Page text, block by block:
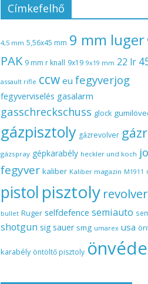
Címkefelhő
4,5 mm 5,56x45 mm 9 mm luger
PAK 9 mm r knall 9x19 9x19 mm 22 lr
assault rifle ccw eu fegyverjog
fegyverviselés gasalarm
gasschreckschuss glock
gázpisztoly gázrevolver
gázspray gépkarabély heckler und koch
fegyver kaliber Kaliber magazin M1911
pistol pisztoly revolver
bullet Ruger selfdefence semiauto
shotgun sig sauer smg umarex usa
karabély öntöltő pisztoly